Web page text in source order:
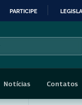
PARTICIPE
Notícias Contatos